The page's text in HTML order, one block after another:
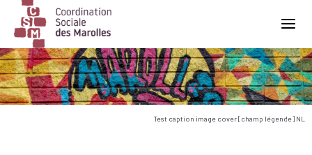
Main Navigation
Test caption image cover [champ légende] NL